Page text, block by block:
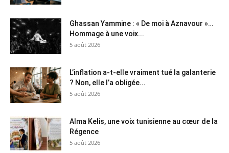
Ghassan Yammine : « De moi à Aznavour »…
Hommage à une voix...
5 août 2026
L’inflation a-t-elle vraiment tué la galanterie
? Non, elle l’a obligée...
5 août 2026
Alma Kelis, une voix tunisienne au cœur de la
Régence
5 août 2026